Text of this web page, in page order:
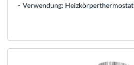
Verwendung: Heizkörperthermostat